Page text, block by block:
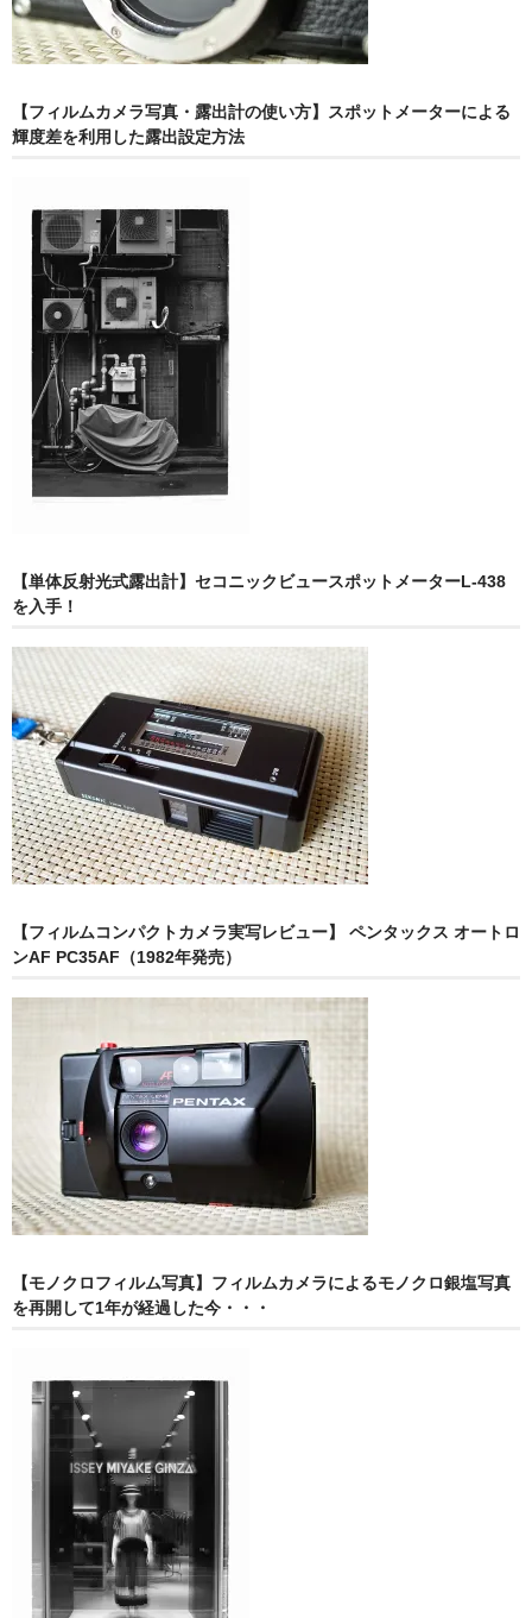
【フィルムカメラ写真・露出計の使い方】スポットメーターによる
輝度差を利用した露出設定方法
【単体反射光式露出計】セコニックビュースポットメーターL-438
を入手！
【フィルムコンパクトカメラ実写レビュー】 ペンタックス オートロ
ンAF PC35AF（1982年発売）
【モノクロフィルム写真】フィルムカメラによるモノクロ銀塩写真
を再開して1年が経過した今・・・